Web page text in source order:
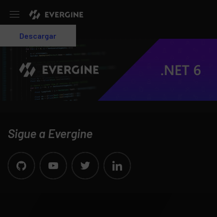
Login
Descargar
Sigue a Evergine